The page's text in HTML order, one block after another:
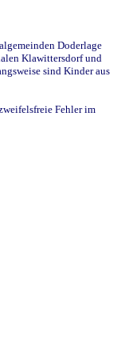
Doderlage
Klawittersdorf und
sind Kinder aus
Fehler im